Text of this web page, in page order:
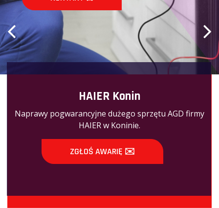
HAIER Konin
Naprawy pogwarancyjne dużego sprzętu AGD firmy
HAIER w Koninie.
ZGŁOŚ AWARIĘ ✉️